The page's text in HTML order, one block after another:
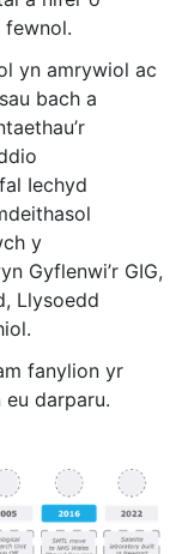
yn amrywiol ac
bach a
Iechyd
y
Gyflenwi’r GIG,
Llysoedd
fanylion yr
darparu.